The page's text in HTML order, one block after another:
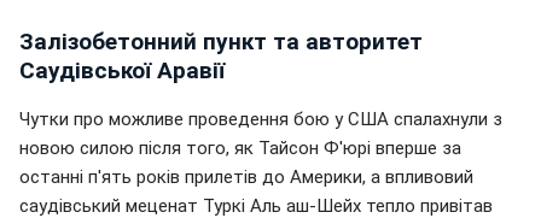
Залізобетонний пункт та авторитет
Саудівської Аравії
Чутки про можливе проведення бою у США спалахнули з
новою силою після того, як Тайсон Ф'юрі вперше за
останні п'ять років прилетів до Америки, а впливовий
саудівський меценат Туркі Аль аш-Шейх тепло привітав